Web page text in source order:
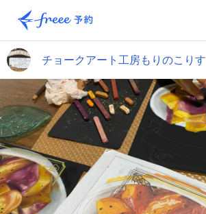
チョークアート工房もりのこりす